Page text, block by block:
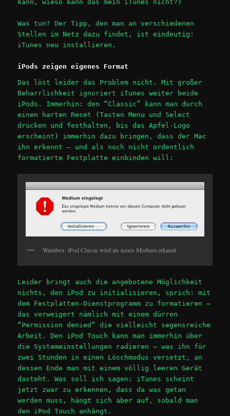
kann, wieso kann das mein iTunes nicht?)
Was tun? Der Tipp, den man an verschiedenen
Stellen im Netz dazu findet, ist eindeutig:
iTunes neu installieren.
iPods zeigen eigenes Format
Das löst leider das Problem nicht. Mit großer
Beharrlichkeit ignoriert iTunes weiter beide
iPods. Immerhin: den “Classic” kann man durch
einen harten Reset (Tasten Menu und Select
drücken und festhalten, bis das Apfel-Logo
erscheint) immerhin dazu bringen, dass der Mac
ihn erkennt – und als noch nicht ordentlich
formatierte Festplatte einbinden will:
Warnbox: iPod Classic wird als neues Medium erkannt
Leider bringt auch die angebotene Möglichkeit
nichts, den iPod zu initialisieren, sprich: mit
dem Festplatten-Dienstprogramm zu formatieren –
das verweigert nämlich mit einem dürren
“Permission denied” die vielleicht segensreiche
Arbeit. Den iPod Touch kann man immerhin über
die Systemeinstellungen radieren – was ihn für
zwei Stunden in einen Löschmodus versetzt, an
dessen Ende man mit einem völlig leeren Gerät
dasteht. Was soll ich sagen: iTunes scheint
jetzt zwar zu erkennen, dass da was getan
werden muss, hängt sich aber auf, sobald man
den iPod Touch anhängt.